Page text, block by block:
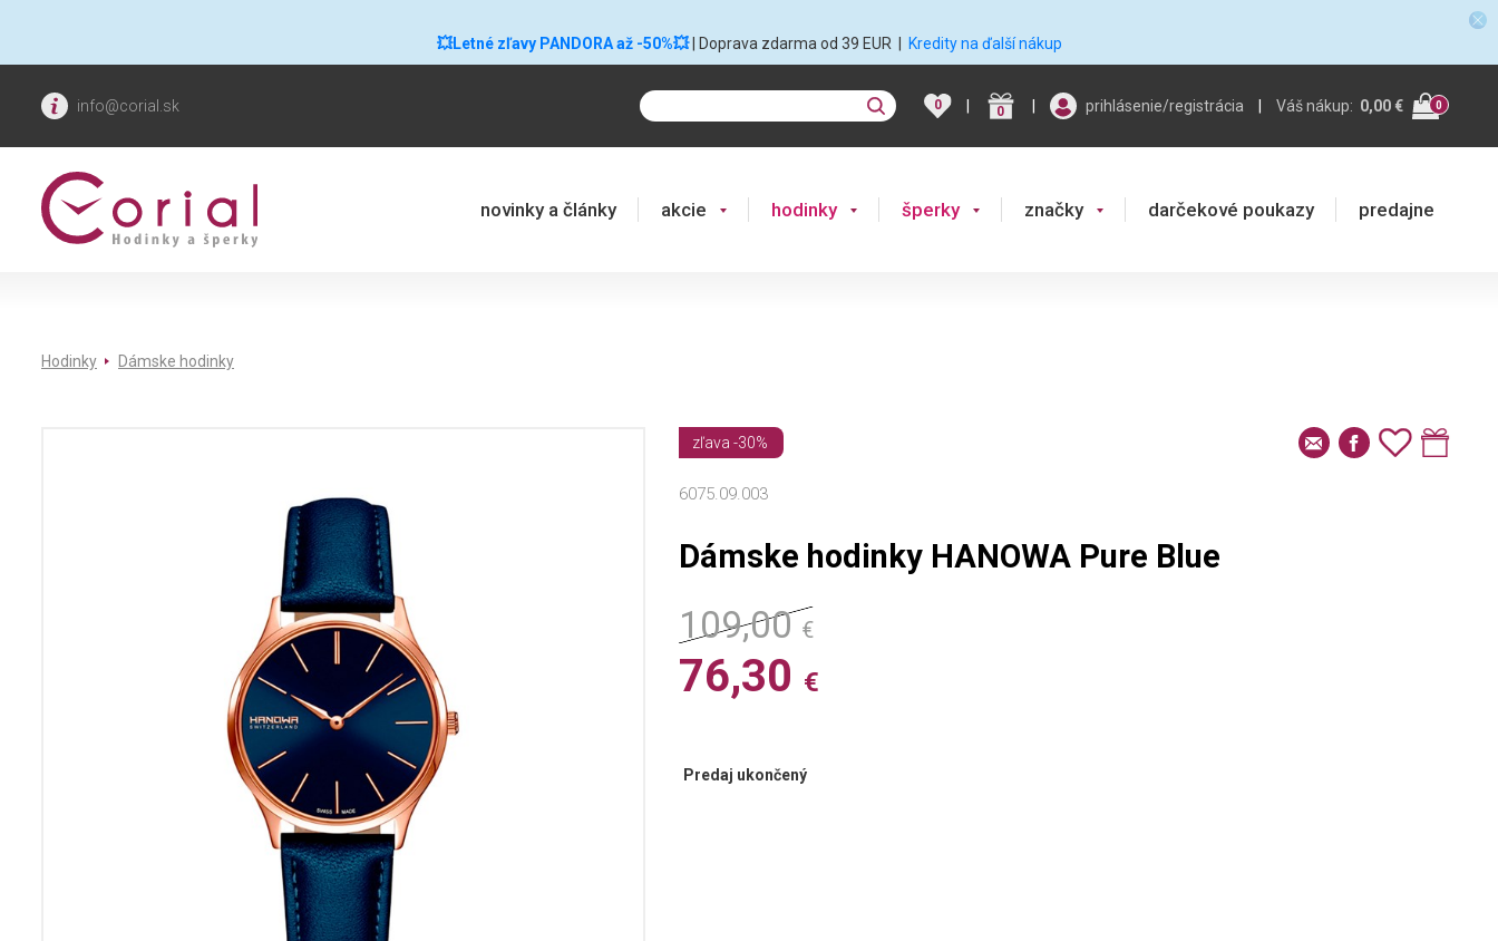
💥Letné zľavy PANDORA až -50%💥 | Doprava zdarma od 39 EUR Kredity na ďalší nákup
info@corial.sk 0 | 0 | prihlásenie/registrácia | Váš nákup: 0,00 € 0
novinky a články akcie hodinky šperky značky darčekové poukazy predajne
Hodinky Dámske hodinky
zľava -30%
6075.09.003
Dámske hodinky HANOWA Pure Blue
109,00€
76,30 €
Predaj ukončený